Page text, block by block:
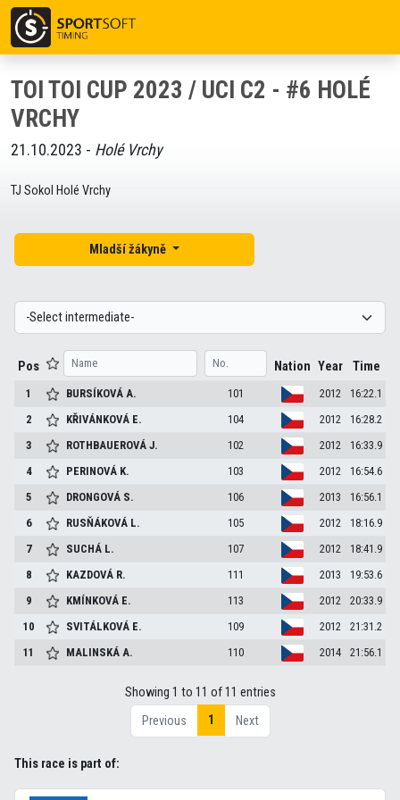
TOI TOI CUP 2023 / UCI C2 - #6 HOLÉ
VRCHY
21.10.2023 - Holé Vrchy
TJ Sokol Holé Vrchy
Mladší žákyně
Pos Nation Year Time
1 BURSÍKOVÁA. 101 2012
16:22.1
2
KŘIVÁNKOVÁ E. 104 2012
16:28.2
3
ROTHBAUEROVÁJ. 102 2012
16:33.9
4
PERINOVÁ K. 103 2012
16:54.6
5
DRONGOVÁ S. 106 2013
16:56.1
6
RUSŇÁKOVÁ L. 105 2012
18:16.9
7
SUCHÁ L. 107 2012
18:41.9
8
KAZDOVÁ R. 111 2013
19:53.6
9
KMÍNKOVÁ E. 113 2012
20:33.9
10
SVITÁLKOVÁ E. 109 2012
21:31.2
11
MALINSKÁA. 110 2014 21:56.1
Showing 1 to 11 of 11 entries
Previous
1 Next
This race is part of: